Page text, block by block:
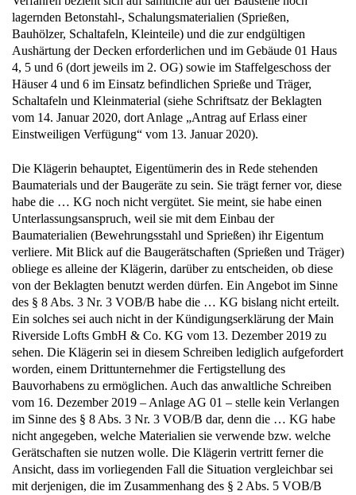
lagernden Betonstahl-, Schalungsmaterialien (Sprießen,
Bauhölzer, Schaltafeln, Kleinteile) und die zur endgültigen
Aushärtung der Decken erforderlichen und im Gebäude 01 Haus
4, 5 und 6 (dort jeweils im 2. OG) sowie im Staffelgeschoss der
Häuser 4 und 6 im Einsatz befindlichen Sprieße und Träger,
Schaltafeln und Kleinmaterial (siehe Schriftsatz der Beklagten
vom 14. Januar 2020, dort Anlage „Antrag auf Erlass einer
Einstweiligen Verfügung“ vom 13. Januar 2020).
Die Klägerin behauptet, Eigentümerin des in Rede stehenden
Baumaterials und der Baugeräte zu sein. Sie trägt ferner vor, diese
habe die … KG noch nicht vergütet. Sie meint, sie habe einen
Unterlassungsanspruch, weil sie mit dem Einbau der
Baumaterialien (Bewehrungsstahl und Sprießen) ihr Eigentum
verliere. Mit Blick auf die Baugerätschaften (Sprießen und Träger)
obliege es alleine der Klägerin, darüber zu entscheiden, ob diese
von der Beklagten benutzt werden dürfen. Ein Angebot im Sinne
des § 8 Abs. 3 Nr. 3 VOB/B habe die … KG bislang nicht erteilt.
Ein solches sei auch nicht in der Kündigungserklärung der Main
Riverside Lofts GmbH & Co. KG vom 13. Dezember 2019 zu
sehen. Die Klägerin sei in diesem Schreiben lediglich aufgefordert
worden, einem Drittunternehmer die Fertigstellung des
Bauvorhabens zu ermöglichen. Auch das anwaltliche Schreiben
vom 16. Dezember 2019 – Anlage AG 01 – stelle kein Verlangen
im Sinne des § 8 Abs. 3 Nr. 3 VOB/B dar, denn die … KG habe
nicht angegeben, welche Materialien sie verwende bzw. welche
Gerätschaften sie nutzen wolle. Die Klägerin vertritt ferner die
Ansicht, dass im vorliegenden Fall die Situation vergleichbar sei
mit derjenigen, die im Zusammenhang des § 2 Abs. 5 VOB/B